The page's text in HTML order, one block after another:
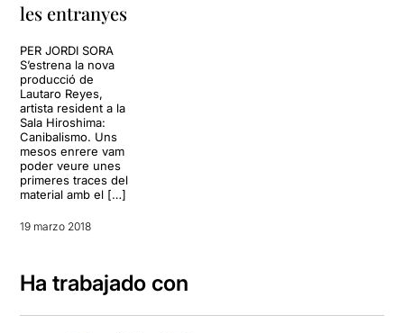
les entranyes
PER JORDI SORA
S’estrena la nova
producció de
Lautaro Reyes,
artista resident a la
Sala Hiroshima:
Canibalismo. Uns
mesos enrere vam
poder veure unes
primeres traces del
material amb el […]
19 marzo 2018
Ha trabajado con